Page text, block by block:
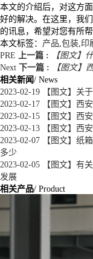
本文的介绍后，对这方
好的解决。在这里，我
的讯息，希望对您有所帮
本文标签： 产品 包装 印
PRE
上一篇 :
【图文】
Next 下一篇 :
【图文】
相关新闻/ News
2023-02-19 【图文】关
2023-02-17 【图文】西
2023-02-15 【图文】西
2023-02-13 【图文】西
2023-02-07 【图文】纸
多少
2023-02-05 【图文】有
发展
相关产品/ Product